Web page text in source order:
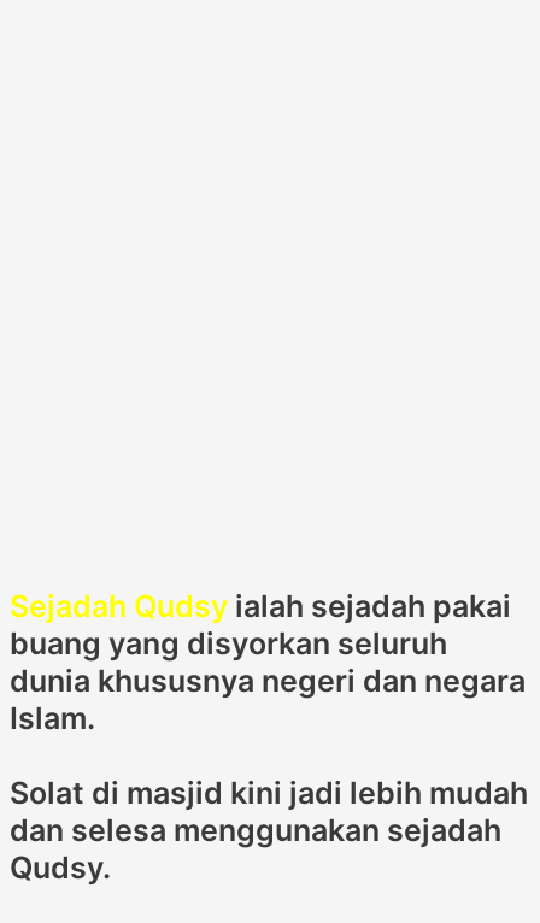
Sejadah Qudsy ialah sejadah pakai
buang yang disyorkan seluruh
dunia khususnya negeri dan negara
Islam.
Solat di masjid kini jadi lebih mudah
dan selesa menggunakan sejadah
Qudsy.